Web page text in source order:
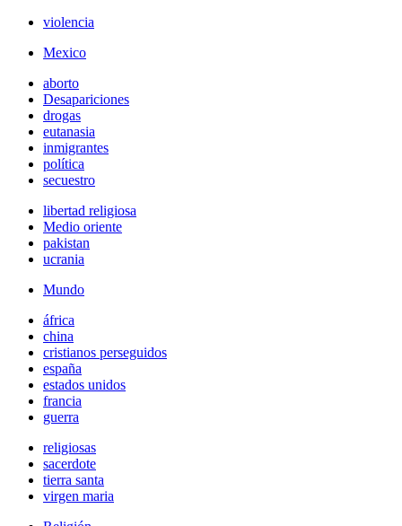
violencia
Mexico
aborto
Desapariciones
drogas
eutanasia
inmigrantes
política
secuestro
libertad religiosa
Medio oriente
pakistan
ucrania
Mundo
áfrica
china
cristianos perseguidos
españa
estados unidos
francia
guerra
religiosas
sacerdote
tierra santa
virgen maria